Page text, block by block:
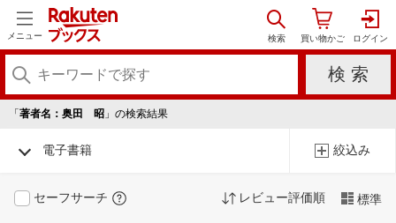
メニュー
「 著者名：奥田 昭 」の検索結果
電子書籍 絞込み
セーフサーチ レビュー評価順 標準